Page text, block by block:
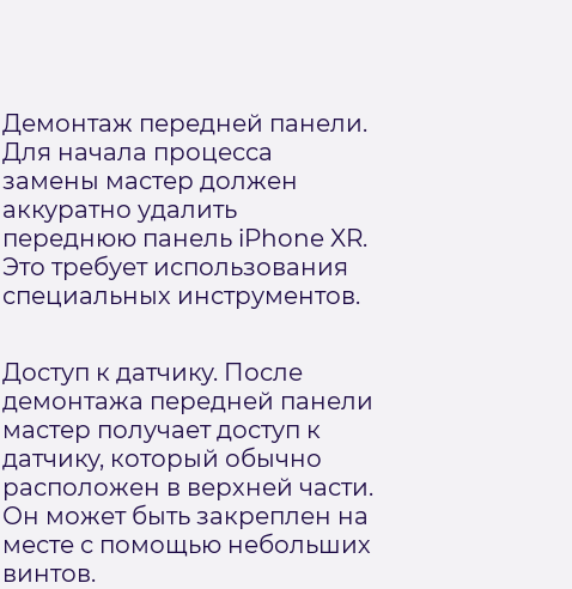
Демонтаж передней панели.
Для начала процесса
замены мастер должен
аккуратно удалить
переднюю панель iPhone XR.
Это требует использования
специальных инструментов.
Доступ к датчику. После
демонтажа передней панели
мастер получает доступ к
датчику, который обычно
расположен в верхней части.
Он может быть закреплен на
месте с помощью небольших
винтов.